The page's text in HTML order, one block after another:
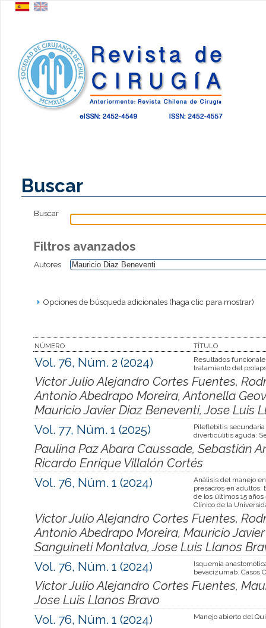
Buscar
Buscar
Filtros avanzados
Autores
Opciones de búsqueda adicionales (haga clic para mostrar)
NÚMERO TÍTULO
Vol. 76, Núm. 2 (2024)
Resultados
tratamiento del
Victor Julio Alejandro Cortes Fuentes,
Antonio Abedrapo Moreira, Antonella
Mauricio Javier Diaz Beneventi, Jose Luis
Vol. 77, Núm. 1 (2025)
Pileflebitis secundaria
diverticulitis aguda:
Paulina Paz Abara Caussade, Sebastián
Ricardo Enrique Villalón Cortés
Vol. 76, Núm. 1 (2024)
Análisis del manejo
presacros en adultos:
de los últimos 15
Clínico de la
Victor Julio Alejandro Cortes Fuentes,
Antonio Abedrapo Moreira, Mauricio
Sanguineti Montalva, Jose Luis Llanos
Vol. 76, Núm. 1 (2024)
Isquemia
bevacizumab. Casos
Victor Julio Alejandro Cortes Fuentes,
Jose Luis Llanos Bravo
Vol. 76, Núm. 1 (2024)
Manejo abierto del